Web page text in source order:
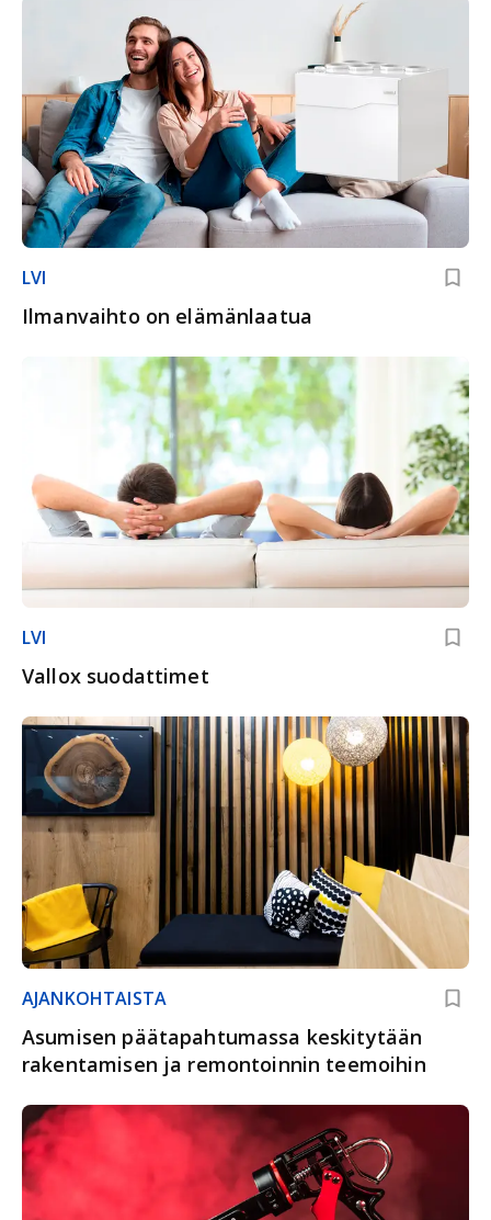
LVI
Ilmanvaihto on elämänlaatua
LVI
Vallox suodattimet
AJANKOHTAISTA
Asumisen päätapahtumassa keskitytään
rakentamisen ja remontoinnin teemoihin